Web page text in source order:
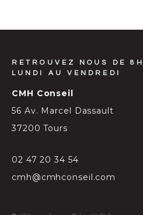
RETROUVEZ NOUS DE
LUNDI AU VENDREDI
CMH Conseil
56 Av. Marcel Dassault
37200 Tours
02 47 20 34 54
cmh@cmhconseil.com